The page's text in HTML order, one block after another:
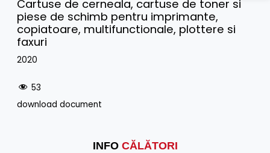
INFO CĂLĂTORI
Cartuse de cerneala, cartuse de toner si
piese de schimb pentru imprimante,
copiatoare, multifunctionale, plottere si
faxuri
2020
53
download document